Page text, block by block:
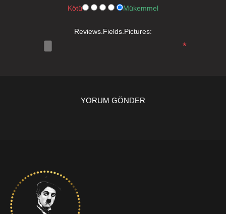
Kötü Mükemmel
Reviews.Fields.Pictures:
*
YORUM GÖNDER